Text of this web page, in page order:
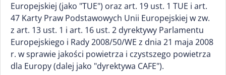
Europejskiej (jako "TUE") oraz art. 19 ust. 1 TUE i art.
47 Karty Praw Podstawowych Unii Europejskiej w zw.
z art. 13 ust. 1 i art. 16 ust. 2 dyrektywy Parlamentu
Europejskiego i Rady 2008/50/WE z dnia 21 maja 2008
r. w sprawie jakości powietrza i czystszego powietrza
dla Europy (dalej jako "dyrektywa CAFE").